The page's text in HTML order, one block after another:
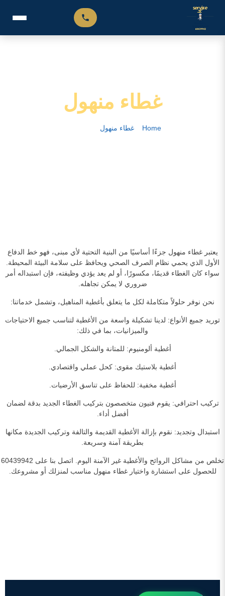
غطاء منهول
Home غطاء منهول
يعتبر غطاء منهول جزءًا أساسيًا من البنية التحتية لأي مبنى، فهو خط الدفاع
الأول الذي يحمي نظام الصرف الصحي ويحافظ على سلامة البيئة المحيطة.
سواء كان الغطاء قديمًا، مكسورًا، أو لم يعد يؤدي وظيفته، فإن استبداله أمر
ضروري لا يمكن تجاهله.
نحن نوفر حلولاً متكاملة لكل ما يتعلق بأغطية المناهيل، وتشمل خدماتنا:
توريد جميع الأنواع: لدينا تشكيلة واسعة من الأغطية لتناسب جميع الاحتياجات
والميزانيات، بما في ذلك:
أغطية ألومنيوم: للمتانة والشكل الجمالي.
أغطية بلاستيك مقوى: كحل عملي واقتصادي.
أغطية مخفية: للحفاظ على تناسق الأرضيات.
تركيب احترافي: يقوم فنيون متخصصون بتركيب الغطاء الجديد بدقة لضمان
أفضل أداء.
استبدال وتجديد: نقوم بإزالة الأغطية القديمة والتالفة وتركيب الجديدة مكانها
بطريقة آمنة وسريعة.
تخلص من مشاكل الروائح والأغطية غير الآمنة اليوم. اتصل بنا على 60439942
للحصول على استشارة واختيار غطاء منهول مناسب لمنزلك أو مشروعك.